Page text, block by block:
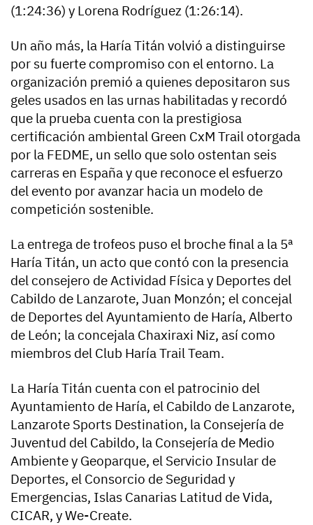
(1:24:36) y Lorena Rodríguez (1:26:14).
Un año más, la Haría Titán volvió a distinguirse
por su fuerte compromiso con el entorno. La
organización premió a quienes depositaron sus
geles usados en las urnas habilitadas y recordó
que la prueba cuenta con la prestigiosa
certificación ambiental Green CxM Trail otorgada
por la FEDME, un sello que solo ostentan seis
carreras en España y que reconoce el esfuerzo
del evento por avanzar hacia un modelo de
competición sostenible.
La entrega de trofeos puso el broche final a la 5ª
Haría Titán, un acto que contó con la presencia
del consejero de Actividad Física y Deportes del
Cabildo de Lanzarote, Juan Monzón; el concejal
de Deportes del Ayuntamiento de Haría, Alberto
de León; la concejala Chaxiraxi Niz, así como
miembros del Club Haría Trail Team.
La Haría Titán cuenta con el patrocinio del
Ayuntamiento de Haría, el Cabildo de Lanzarote,
Lanzarote Sports Destination, la Consejería de
Juventud del Cabildo, la Consejería de Medio
Ambiente y Geoparque, el Servicio Insular de
Deportes, el Consorcio de Seguridad y
Emergencias, Islas Canarias Latitud de Vida,
CICAR, y We-Create.